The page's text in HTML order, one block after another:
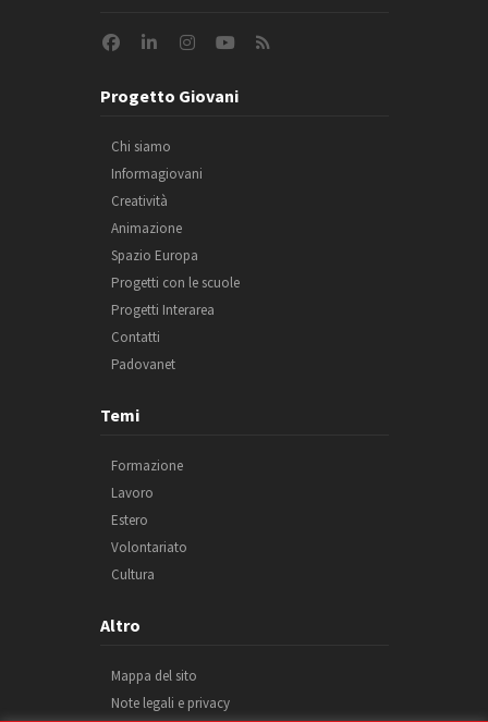
Progetto Giovani
Chi siamo
Informagiovani
Creatività
Animazione
Spazio Europa
Progetti con le scuole
Progetti Interarea
Contatti
Padovanet
Temi
Formazione
Lavoro
Estero
Volontariato
Cultura
Altro
Mappa del sito
Note legali e privacy